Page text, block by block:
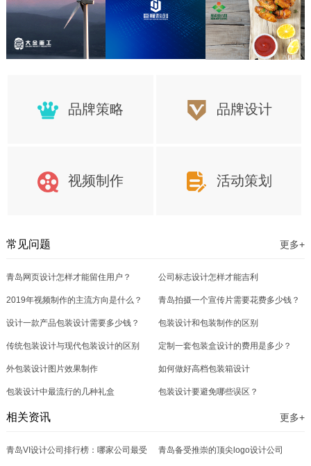
品牌策略 品牌设计
视频制作 活动策划
常见问题 更多+
青岛网页设计怎样才能留住用户？ 公司标志设计怎样才能吉利
2019年视频制作的主流方向是什么？ 青岛拍摄一个宣传片需要花费多少钱？
设计一款产品包装设计需要多少钱？ 包装设计和包装制作的区别
传统包装设计与现代包装设计的区别 定制一套包装盒设计的费用是多少？
外包装设计图片效果制作 如何做好高档包装箱设计
包装设计中最流行的几种礼盒 包装设计要避免哪些误区？
相关资讯 更多+
青岛VI设计公司排行榜：哪家公司最受 青岛备受推崇的顶尖logo设计公司